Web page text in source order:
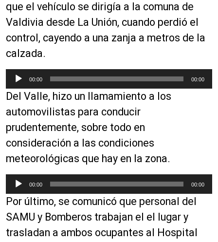
que el vehículo se dirigía a la comuna de
Valdivia desde La Unión, cuando perdió el
control, cayendo a una zanja a metros de la
calzada.
e
p
r
d
u
c
r
d
e
a
u
00:00 00:00
Del Valle, hizo un llamamiento a los
automovilistas para conducir
prudentemente, sobre todo en
consideración a las condiciones
meteorológicas que hay en la zona.
e
p
r
o
d
00:00 00:00
Por último, se comunicó que personal del
SAMU y Bomberos trabajan el el lugar y
trasladan a ambos ocupantes al Hospital